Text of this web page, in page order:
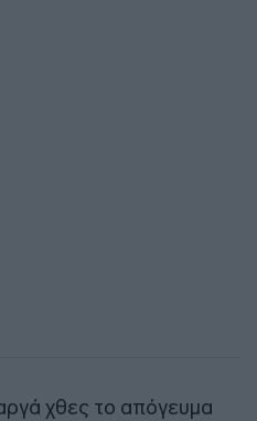
χθες το απόγευμα